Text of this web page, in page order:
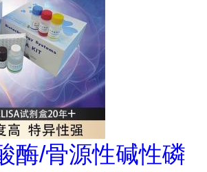
酶/骨源性碱性磷